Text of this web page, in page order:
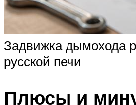
Задвижка дымохода
русской печи
Плюсы и